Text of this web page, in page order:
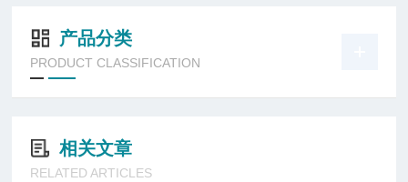
产品分类
PRODUCT CLASSIFICATION
相关文章
RELATED ARTICLES